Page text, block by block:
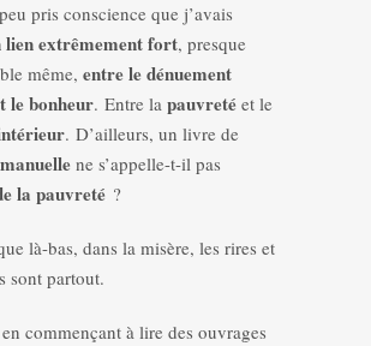
pris conscience que j’avais
lien extrêmement fort, presque
même, entre le dénuement
le bonheur. Entre la pauvreté et le
. D’ailleurs, un livre de
ne s’appelle-t-il pas
la pauvreté ?
là-bas, dans la misère, les rires et
sont partout.
commençant à lire des ouvrages